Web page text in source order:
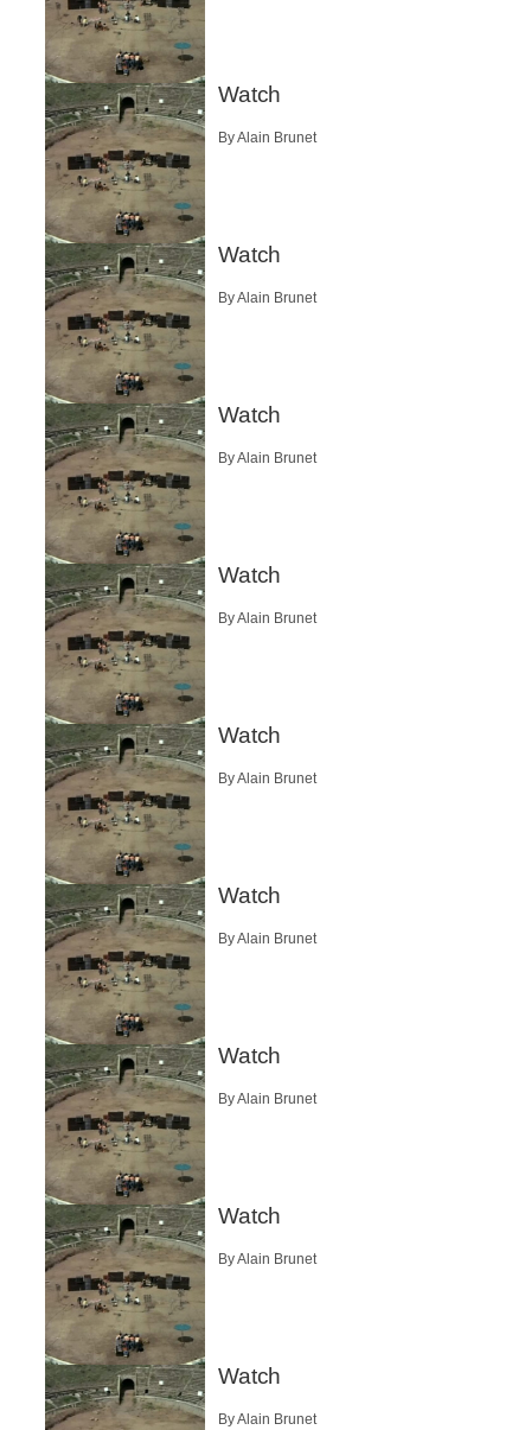
Watch
By Alain Brunet
Watch
By Alain Brunet
Watch
By Alain Brunet
Watch
By Alain Brunet
Watch
By Alain Brunet
Watch
By Alain Brunet
Watch
By Alain Brunet
Watch
By Alain Brunet
Watch
By Alain Brunet